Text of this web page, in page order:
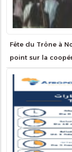
Fête du Trône à
point sur la